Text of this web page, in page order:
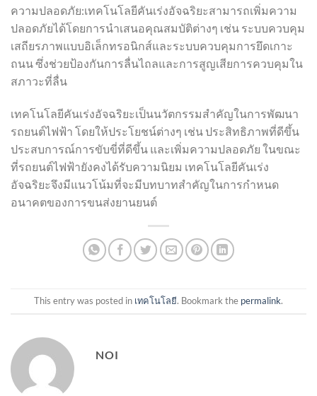
ความปลอดภัย:เทคโนโลยีคันเร่งอัจฉริยะสามารถเพิ่มความ
ปลอดภัยได้โดยการนำเสนอคุณสมบัติต่างๆ เช่น ระบบควบคุม
เสถียรภาพแบบอิเล็กทรอนิกส์และระบบควบคุมการยึดเกาะ
ถนน ซึ่งช่วยป้องกันการลื่นไถลและการสูญเสียการควบคุมใน
สภาวะที่ลื่น
เทคโนโลยีคันเร่งอัจฉริยะเป็นนวัตกรรมสำคัญในการพัฒนา
รถยนต์ไฟฟ้า โดยให้ประโยชน์ต่างๆ เช่น ประสิทธิภาพที่ดีขึ้น
ประสบการณ์การขับขี่ที่ดีขึ้น และเพิ่มความปลอดภัย ในขณะ
ที่รถยนต์ไฟฟ้ายังคงได้รับความนิยม เทคโนโลยีคันเร่ง
อัจฉริยะจึงมีแนวโน้มที่จะมีบทบาทสำคัญในการกำหนด
อนาคตของการขนส่งยานยนต์
This entry was posted in เทคโนโลยี. Bookmark the permalink.
NOI